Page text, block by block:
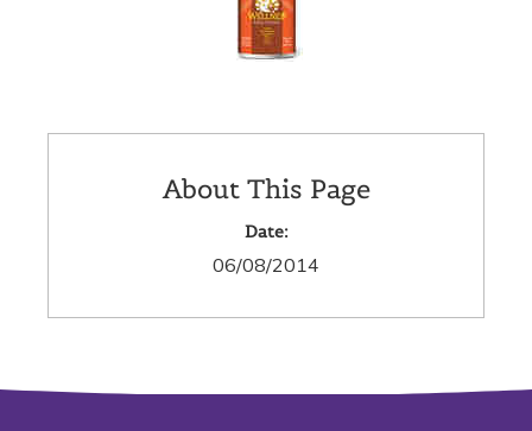
About This Page
Date:
06/08/2014